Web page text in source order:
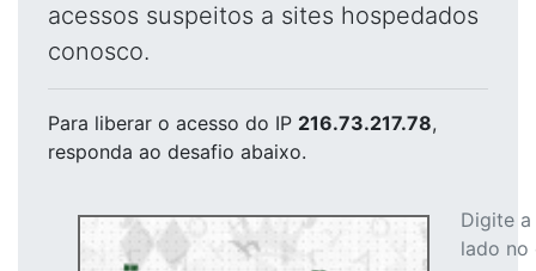
acessos suspeitos a sites hospedados
conosco.
Para liberar o acesso do IP 216.73.217.78,
responda ao desafio abaixo.
Digite
lado no